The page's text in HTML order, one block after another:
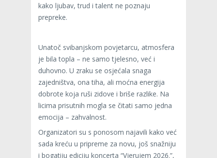
kako ljubav, trud i talent ne poznaju
prepreke.
Unatoč svibanjskom povjetarcu, atmosfera
je bila topla – ne samo tjelesno, već i
duhovno. U zraku se osjećala snaga
zajedništva, ona tiha, ali moćna energija
dobrote koja ruši zidove i briše razlike. Na
licima prisutnih mogla se čitati samo jedna
emocija – zahvalnost.
Organizatori su s ponosom najavili kako već
sada kreću u pripreme za novu, još snažniju
i bogatiju ediciju koncerta “Vjerujem 2026.”,